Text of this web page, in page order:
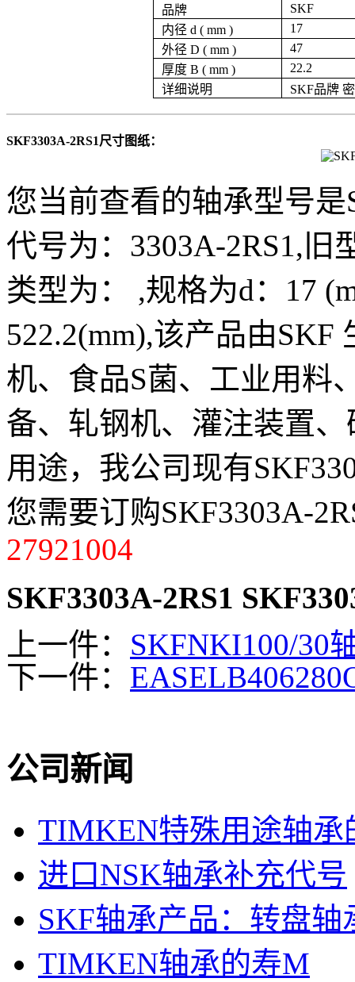
品牌
SKF
内径 d ( mm )
17
外径 D ( mm )
47
厚度 B ( mm )
22.2
详细说明
SKF品牌
SKF3303A-2RS1尺寸图纸：
您当前查看的轴承型号是
代号为：3303A-2RS1,旧
类型为： ,规格为d：17
522.2(mm),该产品由
机、食品S菌、工业用料
备、轧钢机、灌注装置
用途，我公司现有
您需要订购SKF3303A-
27921004
SKF3303A-2RS1
上一件： SKFNKI100/30
下一件：
公司新闻
TIMKEN特殊用途轴承
进口NSK轴承补充代号
SKF轴承产品：转盘轴
TIMKEN轴承的寿M